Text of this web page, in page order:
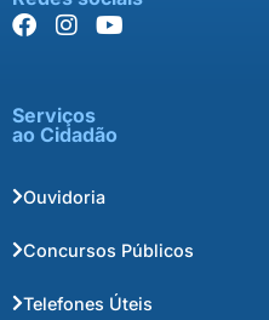
Serviços
ao Cidadão
Ouvidoria
Concursos Públicos
Telefones Úteis